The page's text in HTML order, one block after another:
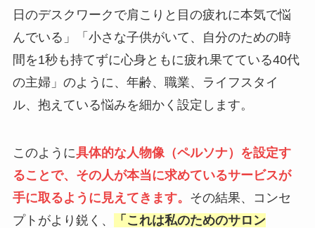
日のデスクワークで肩こりと目の疲れに本気で悩
んでいる」「小さな子供がいて、自分のための時
間を1秒も持てずに心身ともに疲れ果てている40代
の主婦」のように、年齢、職業、ライフスタイ
ル、抱えている悩みを細かく設定します。
このように具体的な人物像（ペルソナ）を設定す
ることで、その人が本当に求めているサービスが
手に取るように見えてきます。 その結果、コンセ
プトがより鋭く、
「これは私のためのサロン